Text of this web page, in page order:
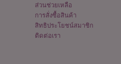
ส่วนช่วยเหลือ
การสั่งซื้อสินค้า
สิทธิประโยชน์สมาชิก
ติดต่อเรา